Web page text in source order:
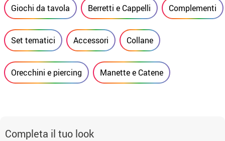
Giochi da tavola Berretti e Cappelli Complementi
Set tematici Accessori Collane
Orecchini e piercing Manette e Catene
Completa il tuo look